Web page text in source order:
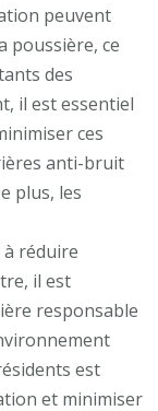
peuvent
poussière, ce
des
il est essentiel
ces
anti-bruit
plus, les
réduire
il est
responsable
est
et minimiser